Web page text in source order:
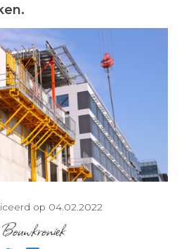
op 04.02.2022
Bouwkroniek